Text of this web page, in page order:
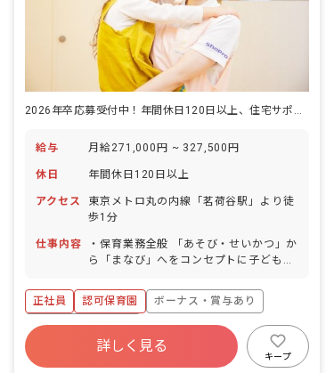
2026年卒応募受付中！年間休日120日以上、住宅サポートなど充実！
給与 月給271,000円 ~ 327,500円
休日 年間休日120日以上
アクセス
東京メトロ丸の内線「茗荷谷駅」より徒
歩1分
仕事内容
・保育業務全般 「あそび・せいかつ」か
ら「まなび」へをコンセプトに子どもた
ながら、子どもたちの健やかな“ここ
ろ”と“からだ”を育む保育を常に心がけて
います。 ■保育理念 私たちは愛情・信
頼・認め合い・思いやりの気持ちがこも
った行動を素直に表現できるように、と
正社員 認可保育園
ボーナス・賞与あり
年間休日120日以上
寮・住宅・家賃補助あり
社会保険完備
詳しく見る
キープ